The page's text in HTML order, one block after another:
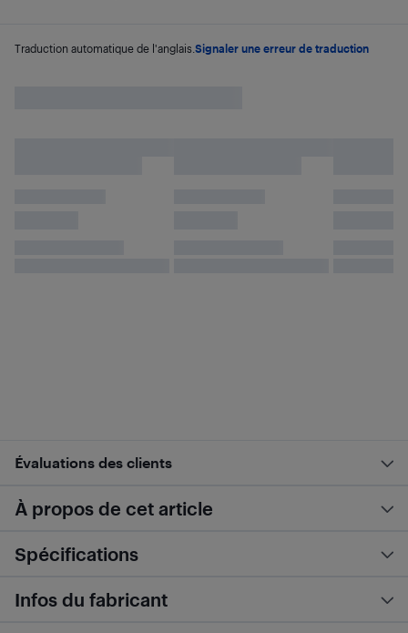
Traduction automatique de l'anglais. Signaler une erreur de traduction
Évaluations des clients
À propos de cet article
Spécifications
Infos du fabricant